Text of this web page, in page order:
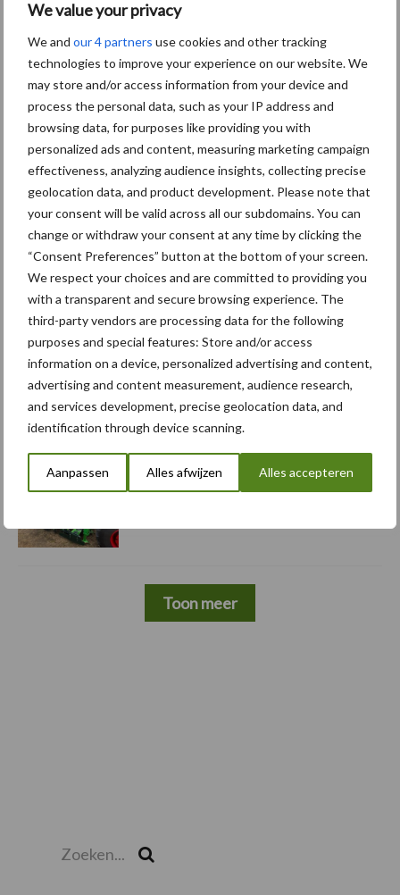
We value your privacy
We and our 4 partners use cookies and other tracking
technologies to improve your experience on our website. We
may store and/or access information from your device and
process the personal data, such as your IP address and
browsing data, for purposes like providing you with
personalized ads and content, measuring marketing campaign
effectiveness, analyzing audience insights, collecting precise
geolocation data, and product development. Please note that
your consent will be valid across all our subdomains. You can
change or withdraw your consent at any time by clicking the
“Consent Preferences” button at the bottom of your screen.
We respect your choices and are committed to providing you
with a transparent and secure browsing experience. The
third-party vendors are processing data for the following
purposes and special features: Store and/or access
information on a device, personalized advertising and content,
advertising and content measurement, audience research,
and services development, precise geolocation data, and
identification through device scanning.
Aanpassen Alles afwijzen Alles accepteren
Primaire
Sidebar
Recent nieuws Partner nieuws
6 aug
"Hoge verwachtingen van schijven
voor kouters"
5 aug
Albourgh Tyres breidt uit naar
nieuwe marktsegmenten
5 aug
Caterpillar breidt gamma
elektrische bulldozers uit
5 aug
Komatsu HM460-6 knikdumper legt
lat opnieuw hoger
5 aug
Nieuwe compacte gedragen
Toon meer
Toon meer